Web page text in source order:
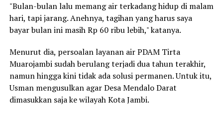
"Bulan-bulan lalu memang air terkadang hidup di malam
hari, tapi jarang. Anehnya, tagihan yang harus saya
bayar bulan ini masih Rp 60 ribu lebih," katanya.
Menurut dia, persoalan layanan air PDAM Tirta
Muarojambi sudah berulang terjadi dua tahun terakhir,
namun hingga kini tidak ada solusi permanen. Untuk itu,
Usman mengusulkan agar Desa Mendalo Darat
dimasukkan saja ke wilayah Kota Jambi.